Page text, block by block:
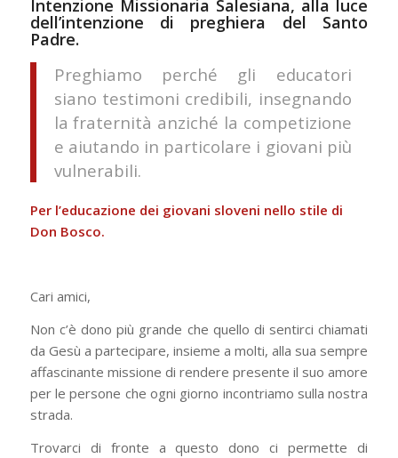
Intenzione Missionaria Salesiana, alla luce
dell’intenzione di preghiera del Santo
Padre.
Preghiamo perché gli educatori
siano testimoni credibili, insegnando
la fraternità anziché la competizione
e aiutando in particolare i giovani più
vulnerabili.
Per l’educazione dei giovani sloveni nello stile di
Don Bosco.
Cari amici,
Non c’è dono più grande che quello di sentirci chiamati
da Gesù a partecipare, insieme a molti, alla sua sempre
affascinante missione di rendere presente il suo amore
per le persone che ogni giorno incontriamo sulla nostra
strada.
Trovarci di fronte a questo dono ci permette di